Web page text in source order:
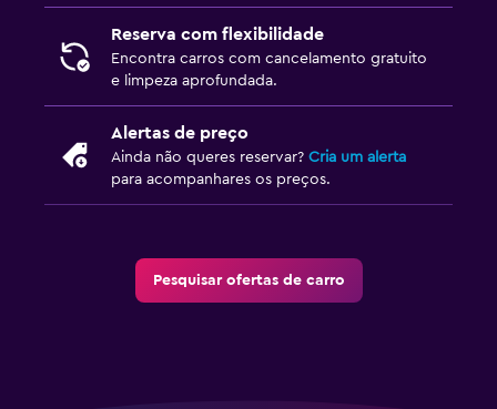
Reserva com flexibilidade
Encontra carros com cancelamento gratuito
e limpeza aprofundada.
Alertas de preço
Ainda não queres reservar? Cria um alerta
para acompanhares os preços.
Pesquisar ofertas de carro